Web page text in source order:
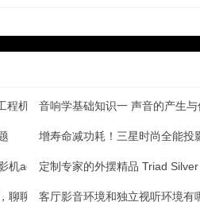
程机评测音响学基础知识一 声音的产生与
增寿命减功耗！三星时尚全能投
机acer(宏基) P13
定制专家的外摆精品 Triad
聊聊人生客厅影音环境和独立视听环境有